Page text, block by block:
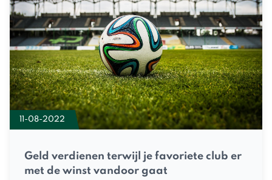
11-08-2022
Geld verdienen terwijl je favoriete club er
met de winst vandoor gaat